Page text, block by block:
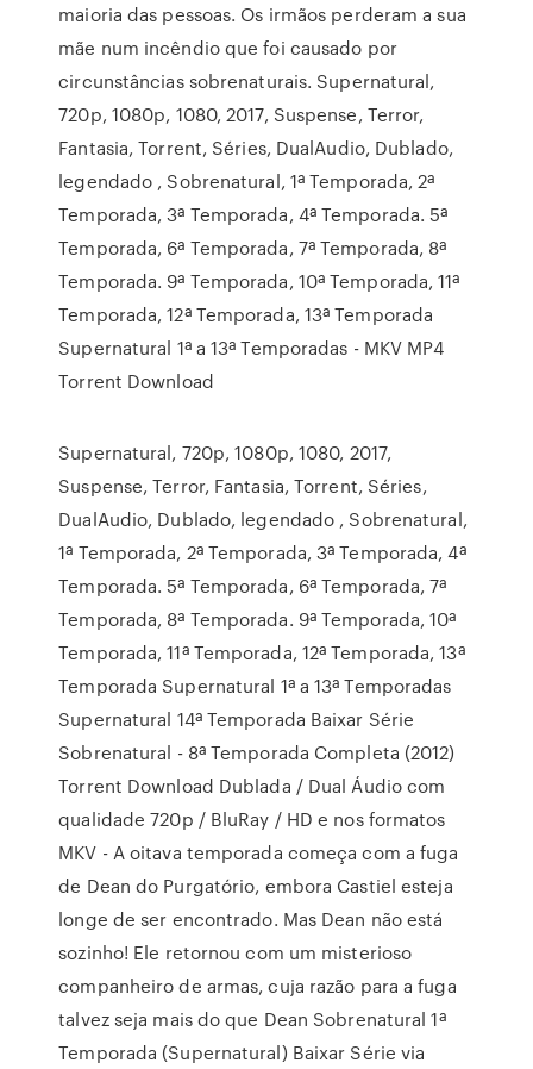
maioria das pessoas. Os irmãos perderam a sua
mãe num incêndio que foi causado por
circunstâncias sobrenaturais. Supernatural,
720p, 1080p, 1080, 2017, Suspense, Terror,
Fantasia, Torrent, Séries, DualAudio, Dublado,
legendado , Sobrenatural, 1ª Temporada, 2ª
Temporada, 3ª Temporada, 4ª Temporada. 5ª
Temporada, 6ª Temporada, 7ª Temporada, 8ª
Temporada. 9ª Temporada, 10ª Temporada, 11ª
Temporada, 12ª Temporada, 13ª Temporada
Supernatural 1ª a 13ª Temporadas - MKV MP4
Torrent Download
Supernatural, 720p, 1080p, 1080, 2017,
Suspense, Terror, Fantasia, Torrent, Séries,
DualAudio, Dublado, legendado , Sobrenatural,
1ª Temporada, 2ª Temporada, 3ª Temporada, 4ª
Temporada. 5ª Temporada, 6ª Temporada, 7ª
Temporada, 8ª Temporada. 9ª Temporada, 10ª
Temporada, 11ª Temporada, 12ª Temporada, 13ª
Temporada Supernatural 1ª a 13ª Temporadas
Supernatural 14ª Temporada Baixar Série
Sobrenatural - 8ª Temporada Completa (2012)
Torrent Download Dublada / Dual Áudio com
qualidade 720p / BluRay / HD e nos formatos
MKV - A oitava temporada começa com a fuga
de Dean do Purgatório, embora Castiel esteja
longe de ser encontrado. Mas Dean não está
sozinho! Ele retornou com um misterioso
companheiro de armas, cuja razão para a fuga
talvez seja mais do que Dean Sobrenatural 1ª
Temporada (Supernatural) Baixar Série via